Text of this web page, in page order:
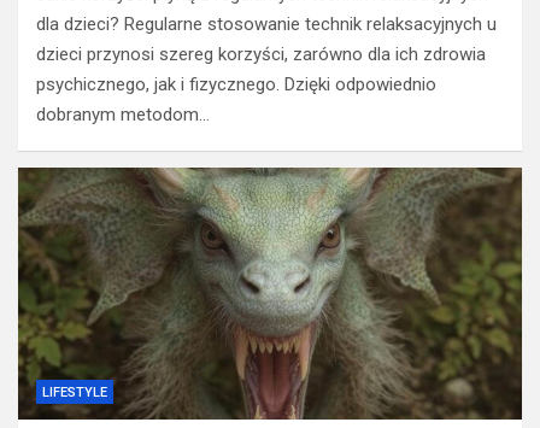
dla dzieci? Regularne stosowanie technik relaksacyjnych u
dzieci przynosi szereg korzyści, zarówno dla ich zdrowia
psychicznego, jak i fizycznego. Dzięki odpowiednio
dobranym metodom…
LIFESTYLE